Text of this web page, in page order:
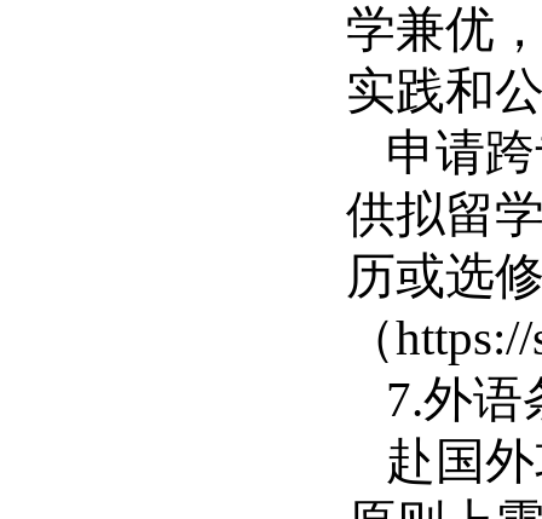
学兼优
实践和
申请
供拟留
历或选
（https://
7.外语
赴国